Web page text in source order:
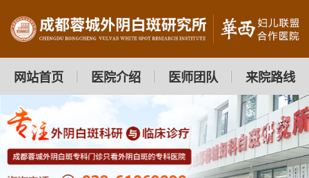
网站首页 医院介绍 医师团队 来院路线